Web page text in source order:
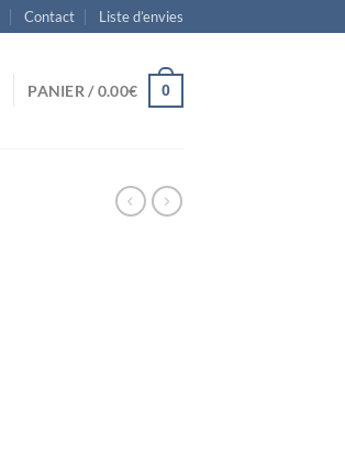
Contact Liste d’envies
PANIER /0.00€ 0